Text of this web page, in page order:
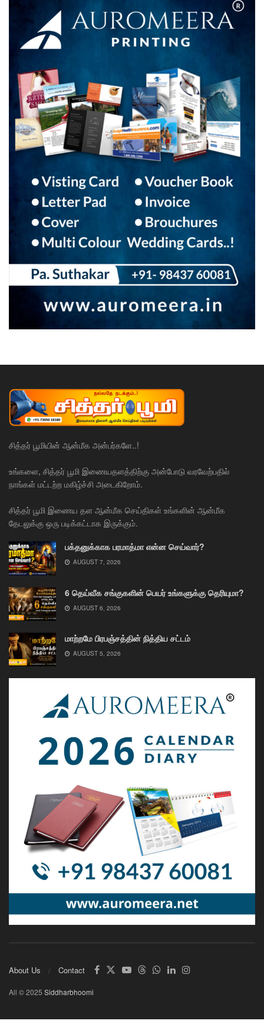
சித்தர் பூமியின் ஆன்மீக அன்பர்களே..!
உங்களை, சித்தர் பூமி இணையதளத்திற்கு அன்போடு வரவேற்பதில்
நாங்கள் மட்டற்ற மகிழ்ச்சி அடைகிறோம்.
சித்தர் பூமி இணைய தள ஆன்மீக செய்திகள் உங்களின் ஆன்மீக
தேடலுக்கு ஒரு படிக்கட்டாக இருக்கும்.
பக்தனுக்காக பரமாத்மா என்ன செய்வார்?
AUGUST 7, 2026
6 தெய்வீக சங்குகளின் பெயர் உங்களுக்கு தெரியுமா?
AUGUST 6, 2026
மாற்றமே பிரபஞ்சத்தின் நித்திய சட்டம்
AUGUST 5, 2026
About Us Contact
All © 2025 Siddharbhoomi